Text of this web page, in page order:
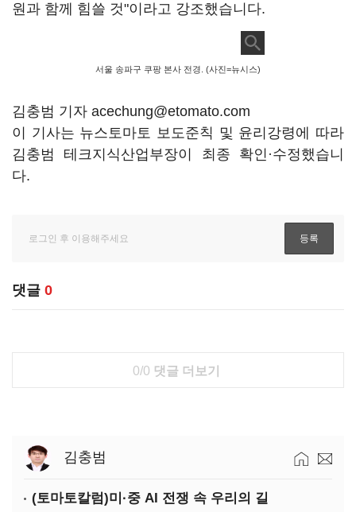
원과 함께 힘쓸 것"이라고 강조했습니다.
서울 송파구 쿠팡 본사 전경. (사진=뉴시스)
김충범 기자 acechung@etomato.com
이 기사는 뉴스토마토 보도준칙 및 윤리강령에 따라
김충범 테크지식산업부장이 최종 확인·수정했습니
다.
댓글 0
0/0 댓글 더보기
김충범
(토마토칼럼)미·중 AI 전쟁 속 우리의 길